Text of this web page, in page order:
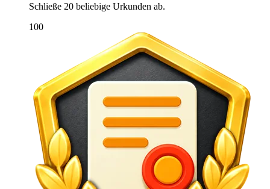
Schließe 20 beliebige Urkunden ab.
100